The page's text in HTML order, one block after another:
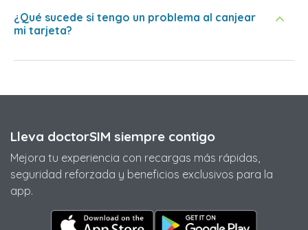
¿Qué sucede si tengo un problema al canjear
mi tarjeta?
Lleva doctorSIM siempre contigo
Mejora tu experiencia con recargas más rápidas,
seguridad reforzada y beneficios exclusivos para la
app.